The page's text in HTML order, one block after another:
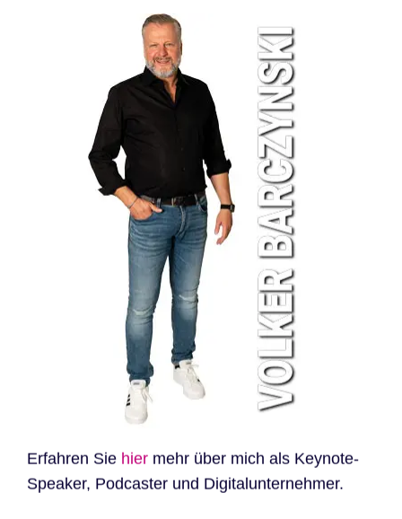
Erfahren Sie hiermehr über mich als Keynote-
Speaker, Podcaster und Digitalunternehmer.